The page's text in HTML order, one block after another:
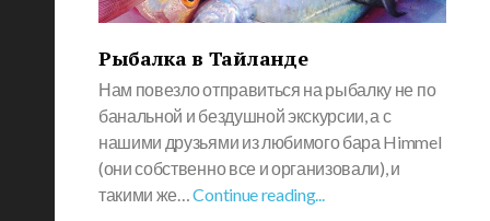
Рыбалка в Тайланде
Нам повезло отправиться на рыбалку не по
банальной и бездушной экскурсии, а с
нашими друзьями из любимого бара Himmel
(они собственно все и организовали), и
такими же…Continue reading...